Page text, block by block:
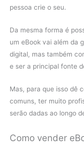
pessoa crie o seu.
Da mesma forma é
um eBook vai além da
digital, mas também
e ser a principal fonte
Mas, para que isso dê
comuns, ter muito
serão dadas ao longo
Como vender